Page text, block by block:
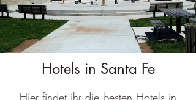
Hotels in Santa Fe
Hier findet ihr die besten Hotels in